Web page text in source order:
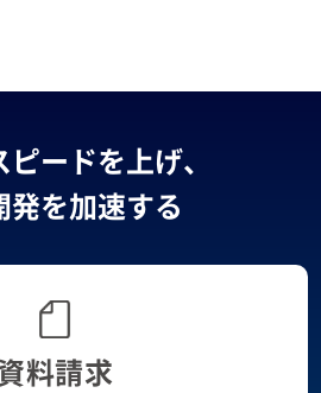
ードを上げ、
発を加速する
料請求